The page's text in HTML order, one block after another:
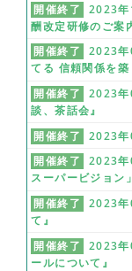
開催終了
2023
酬改定研修のご案
開催終了
2023年
てる 信頼関係を築
開催終了
2023年
談、茶話会』
開催終了
2023
開催終了
2023年
スーパービジョン」
開催終了
2023年
て』
開催終了
2023年
ールについて』